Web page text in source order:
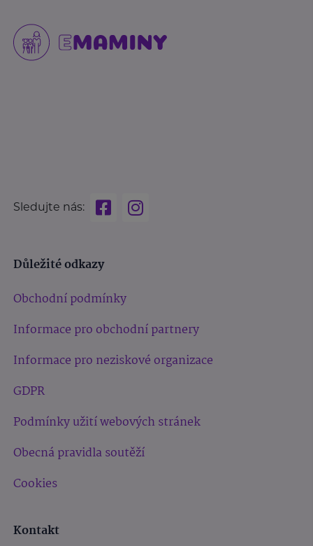
Sledujte nás:
Důležité odkazy
Obchodní podmínky
Informace pro obchodní partnery
Informace pro neziskové organizace
GDPR
Podmínky užití webových stránek
Obecná pravidla soutěží
Cookies
Kontakt